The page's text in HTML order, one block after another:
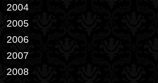
2004
2005
2006
2007
2008